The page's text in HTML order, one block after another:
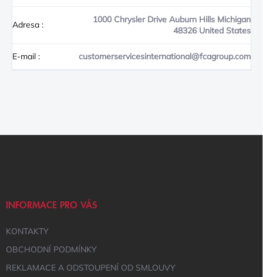
Adresa :
1000 Chrysler Drive Auburn Hills Michigan
48326 United States
E-mail : customerservicesinternational@fcagroup.com
INFORMACE PRO VÁS
KONTAKTY
OBCHODNÍ PODMÍNKY
REKLAMACE A ODSTOUPENÍ OD SMLOUVY